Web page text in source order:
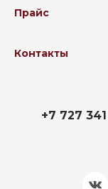
Прайс
Контакты
+7 727